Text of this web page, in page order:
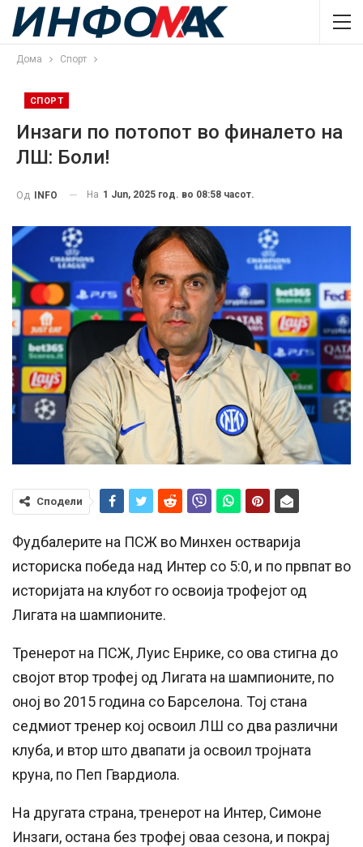
Дома Спорт
СПОРТ
Инзаги по потопот во финалето на
ЛШ: Боли!
Од INFO На 1 Jun, 2025 год. во 08:58 часот.
Сподели
Фудбалерите на ПСЖ во Минхен остварија
историска победа над Интер со 5:0, и по првпат во
историјата на клубот го освоија трофејот од
Лигата на шампионите.
Тренерот на ПСЖ, Луис Енрике, со ова стигна до
својот втор трофеј од Лигата на шампионите, по
оној во 2015 година со Барселона. Тој стана
седмиот тренер кој освоил ЛШ со два различни
клуба, и втор што двапати ја освоил тројната
круна, по Пеп Гвардиола.
На другата страна, тренерот на Интер, Симоне
Инзаги, остана без трофеј оваа сезона, и покрај